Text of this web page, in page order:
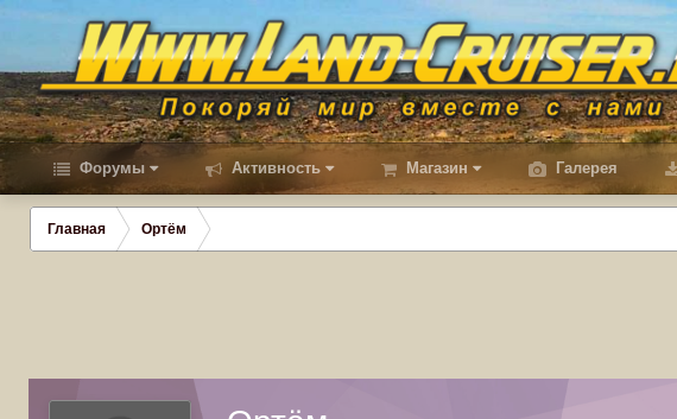
Форумы Активность Магазин Галерея
Главная Ортём